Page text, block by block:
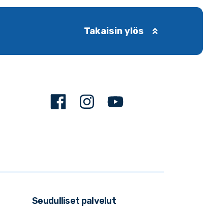
Takaisin ylös
FacebookInstagram
Seudulliset palvelut